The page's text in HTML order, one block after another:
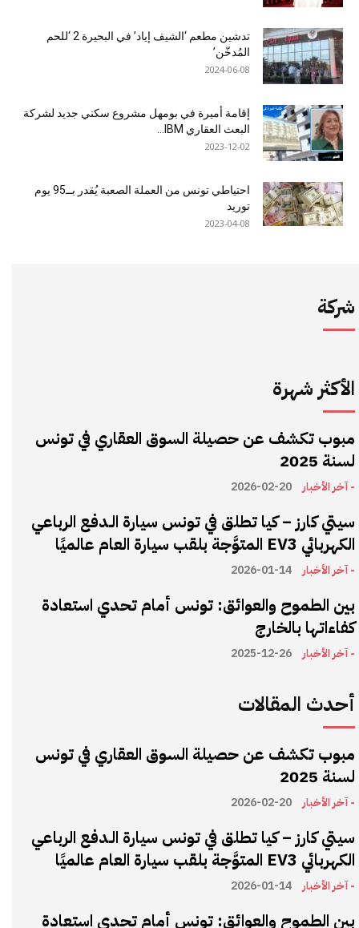
تدشين مطعم ‘الشيف إياد’ في البحيرة 2 ‘للحم
المُدخّن’
2024-06-08
إقامة أميرة في بومهل مشروع سكني جديد لشركة
البعث العقاري IBM...
2023-12-02
احتياطي تونس من العملة الصعبة يُقدر بــ95 يوم
توريد
2023-04-08
شركة
الأكثر شهرة
مبوب تكشف عن حصيلة السوق العقاري في تونس
لسنة 2025
- آخر الأخبار 2026-02-20
سيتي كارز – كيا تطلق في تونس سيارة الـدفع الرباعي
الكهربائي EV3 المتوَّجة بلقب سيارة العام عالميًا
- آخر الأخبار 2026-01-14
بين الطموح والعوائق: تونس أمام تحدي استعادة
كفاءاتها بالخارج
- آخر الأخبار 2025-12-26
أحدث المقالات
مبوب تكشف عن حصيلة السوق العقاري في تونس
لسنة 2025
- آخر الأخبار 2026-02-20
سيتي كارز – كيا تطلق في تونس سيارة الـدفع الرباعي
الكهربائي EV3 المتوَّجة بلقب سيارة العام عالميًا
- آخر الأخبار 2026-01-14
بين الطموح والعوائق: تونس أمام تحدي استعادة